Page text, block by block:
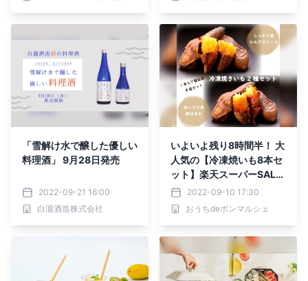
「雪解け水で醸した優しい
料理酒」 9月28日発売
2022-09-21 16:00
白瀧酒造株式会社
いよいよ残り8時間半！ 大
人気の【冷凍焼いも8本セ
ット】楽天スーパーSALE
期間限定 半額 !!
2022-09-10 17:30
おうちdeボンマルシェ